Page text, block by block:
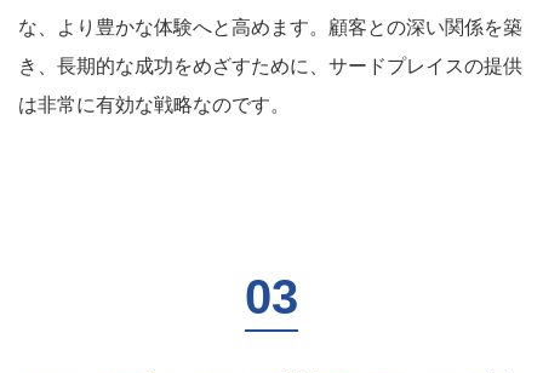
な、より豊かな体験へと高めます。顧客との深い関係を築
き、長期的な成功をめざすために、サードプレイスの提供
は非常に有効な戦略なのです。